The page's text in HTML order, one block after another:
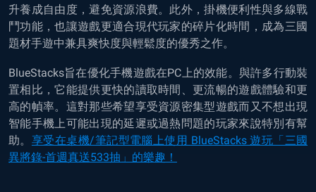
升養成自由度，避免資源浪費。此外，掛機便利性與多線戰
鬥功能，也讓遊戲更適合現代玩家的碎片化時間，成為三國
題材手遊中兼具爽快度與輕鬆度的優秀之作。
BlueStacks旨在優化手機遊戲在PC上的效能。與許多行動裝
置相比，它能提供更快的讀取時間、更流暢的遊戲體驗和更
高的幀率。這對那些希望享受資源密集型遊戲而又不想出現
智能手機上可能出現的延遲或過熱問題的玩家來說特別有幫
助。 享受在桌機/筆記型電腦上使用 BlueStacks 遊玩「三國
異將錄-首週真送533抽」的樂趣！